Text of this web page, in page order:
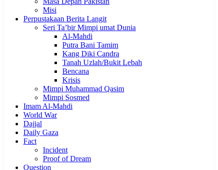
Misi
Perpustakaan Berita Langit
Seri Ta’bir Mimpi umat Dunia
Al-Mahdi
Putra Bani Tamim
Kang Diki Candra
Tanah Uzlah/Bukit Lebah
Bencana
Krisis
Mimpi Muhammad Qasim
Mimpi Sosmed
Imam Al-Mahdi
World War
Dajjal
Daily Gaza
Fact
Incident
Proof of Dream
Question